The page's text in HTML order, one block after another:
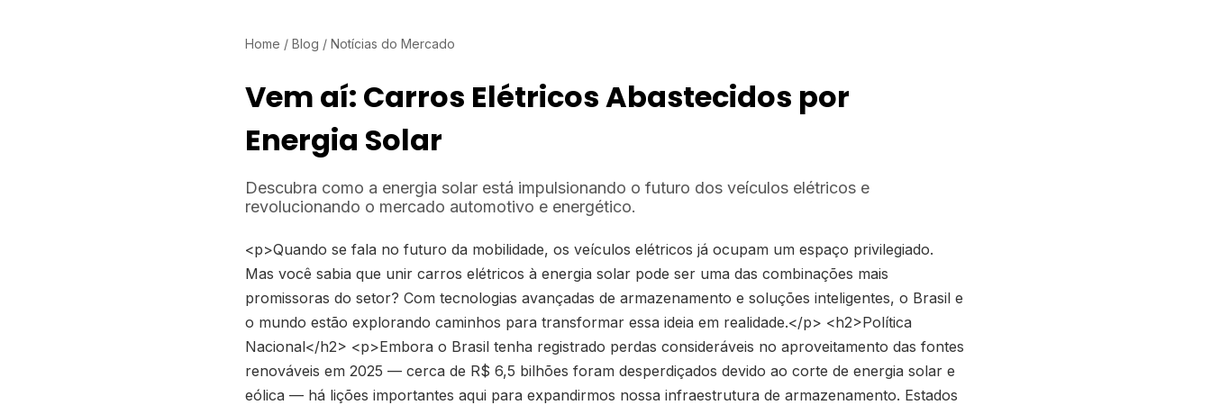
Home / Blog / Notícias do Mercado
Vem aí: Carros Elétricos Abastecidos por
Energia Solar
Descubra como a energia solar está impulsionando o futuro dos veículos elétricos e
revolucionando o mercado automotivo e energético.
<p>Quando se fala no futuro da mobilidade, os veículos elétricos já ocupam um espaço privilegiado.
Mas você sabia que unir carros elétricos à energia solar pode ser uma das combinações mais
promissoras do setor? Com tecnologias avançadas de armazenamento e soluções inteligentes, o Brasil e
o mundo estão explorando caminhos para transformar essa ideia em realidade.</p> <h2>Política
Nacional</h2> <p>Embora o Brasil tenha registrado perdas consideráveis no aproveitamento das fontes
renováveis em 2025 — cerca de R$ 6,5 bilhões foram desperdiçados devido ao corte de energia solar e
eólica — há lições importantes aqui para expandirmos nossa infraestrutura de armazenamento. Estados